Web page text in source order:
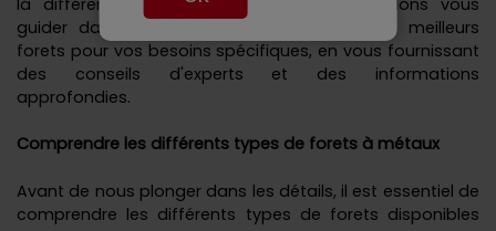
guider dans le processus de sélection des meilleurs
forets pour vos besoins spécifiques, en vous fournissant
des conseils d'experts et des informations
approfondies.
Comprendre les différents types de forets à métaux
Avant de nous plonger dans les détails, il est essentiel de
comprendre les différents types de forets disponibles